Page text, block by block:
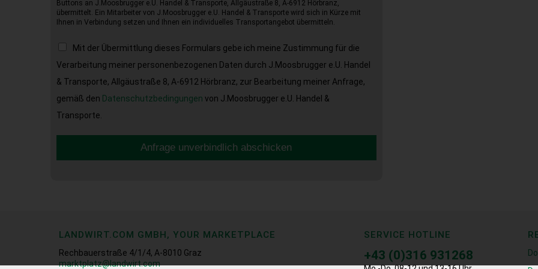
Buttons an J.Moosbrugger e.U. Handel & Transporte, Allgäustraße 8, A-6912 Hörbranz,
übermittelt. Ein Mitarbeiter von J.Moosbrugger e.U. Handel & Transporte wird sich in Kürze mit
Ihnen in Verbindung setzen und Ihnen ein individuelles Transportangebot übermitteln.
Mit der Übermittlung dieses Formulars gebe ich meine Zustimmung für die
Verarbeitung meiner personenbezogenen Daten durch J.Moosbrugger e.U. Handel
& Transporte, Allgäustraße 8, A-6912 Hörbranz, zur Bearbeitung meiner Anfrage,
gemäß den Datenschutzbedingungen von J.Moosbrugger e.U. Handel &
Transporte.
Anfrage unverbindlich abschicken
LANDWIRT.COM GMBH, YOUR MARKETPLACE
Rechbauerstraße 4/1/4, A-8010 Graz
marktplatz@landwirt.com
SERVICE HOTLINE
+43 (0)316 931268